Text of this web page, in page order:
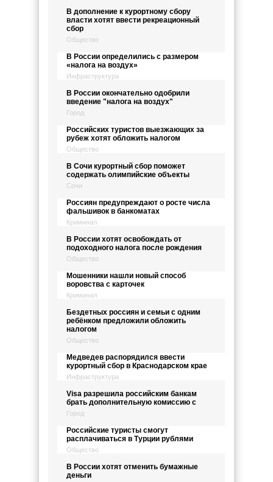
В дополнение к курортному сбору
власти хотят ввести рекреационный
сбор
Общество
В России определились с размером
«налога на воздух»
Инфраструктура
В России окончательно одобрили
введение "налога на воздух"
Город
Российских туристов выезжающих за
рубеж хотят обложить налогом
Общество
В Сочи курортный сбор поможет
содержать олимпийские объекты
Сочи
Россиян предупреждают о росте числа
фальшивок в банкоматах
Криминал
В России хотят освобождать от
подоходного налога после рождения
Общество
Мошенники нашли новый способ
воровства с карточек
Криминал
Бездетных россиян и семьи с одним
ребёнком предложили обложить
налогом
Общество
Медведев распорядился ввести
курортный сбор в Краснодарском крае
Инфраструктура
Visa разрешила российским банкам
брать дополнительную комиссию с
Город
Российские туристы смогут
расплачиваться в Турции рублями
Общество
В России хотят отменить бумажные
деньги